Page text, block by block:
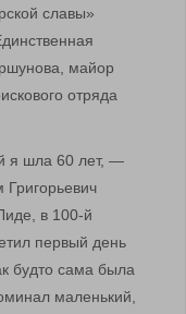
славы»
майор
отряда
я шла 60 лет, —
в 100-й
первый день
будто сама была
маленький,